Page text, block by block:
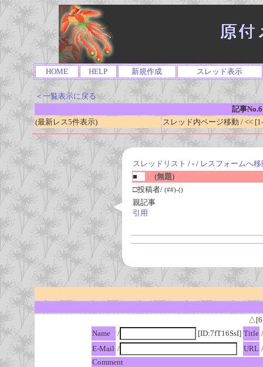
HOME HELP 新規作成 スレッド表示
＜一覧表示に戻る
記事
(最新レス5件表示)
スレッド内ページ移動 / <<
スレッドリスト / - / レスフォームへ移
■
(無題)
□投稿者/ (##)-()
親記事
引用
Name
/ [ID:7fT16SsI] Title /
E-Mail / URL /
Comment